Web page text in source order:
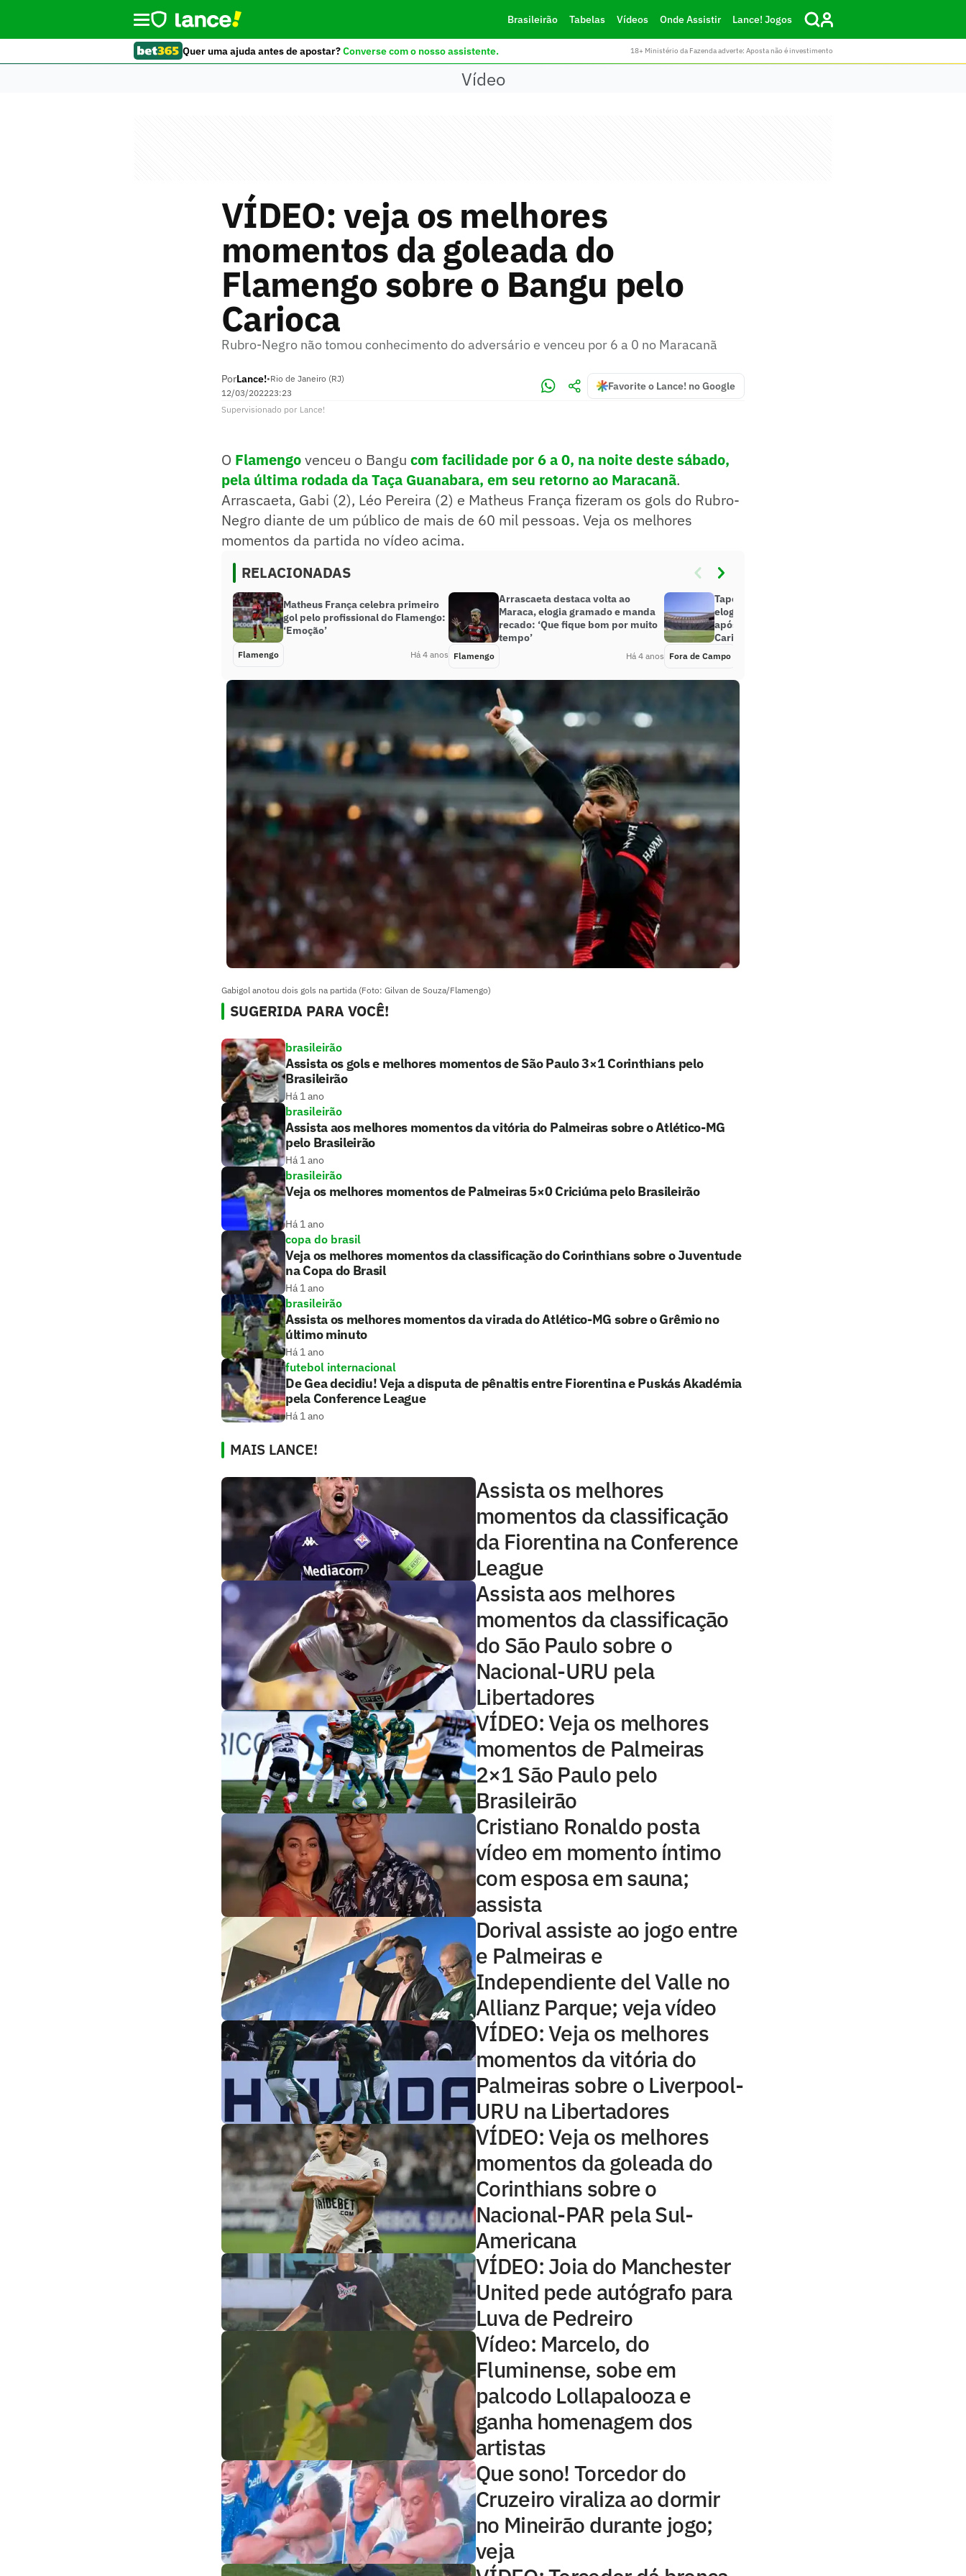
Brasileirão Tabelas Vídeos Onde Assistir Lance! Jogos
Quer uma ajuda antes de apostar?Converse com o nosso assistente. 18+ Ministério da Fazenda adverte: Aposta não é investimento
Vídeo
VÍDEO: veja os melhores
momentos da goleada do
Flamengo sobre o Bangu pelo
Carioca
Rubro-Negro não tomou conhecimento do adversário e venceu por 6 a 0 no Maracanã
PorLance!•Rio de Janeiro (RJ)
12/03/202223:23
Favorite o Lance! no Google
Supervisionado por Lance!
O Flamengovenceu o Bangu com facilidade por 6 a 0, na noite deste sábado,
pela última rodada da Taça Guanabara, em seu retorno ao Maracanã.
Arrascaeta, Gabi (2), Léo Pereira (2) e Matheus França fizeram os gols do Rubro-
Negro diante de um público de mais de 60 mil pessoas. Veja os melhores
momentos da partida no vídeo acima.
RELACIONADAS
Matheus França celebra primeiro
gol pelo profissional do Flamengo:
‘Emoção’
Flamengo Há 4 anos
Arrascaeta destaca volta ao
Maraca, elogia gramado e manda
recado: ‘Que fique bom por muito
tempo’
Flamengo Há 4 anos
Tapete! Torcedores do Flamengo
elogiam gramado do Maracanã
após partida do Campeonato
Carioca
Fora de Campo
Gabigol anotou dois gols na partida (Foto: Gilvan de Souza/Flamengo)
SUGERIDA PARA VOCÊ!
brasileirão
Assista os gols e melhores momentos de São Paulo 3×1 Corinthians pelo
Brasileirão
Há 1 ano
brasileirão
Assista aos melhores momentos da vitória do Palmeiras sobre o Atlético-MG
pelo Brasileirão
Há 1 ano
brasileirão
Veja os melhores momentos de Palmeiras 5×0 Criciúma pelo Brasileirão
Há 1 ano
copa do brasil
Veja os melhores momentos da classificação do Corinthians sobre o Juventude
na Copa do Brasil
Há 1 ano
brasileirão
Assista os melhores momentos da virada do Atlético-MG sobre o Grêmio no
último minuto
Há 1 ano
futebol internacional
De Gea decidiu! Veja a disputa de pênaltis entre Fiorentina e Puskás Akadémia
pela Conference League
Há 1 ano
MAIS LANCE!
Assista os melhores
momentos da classificação
da Fiorentina na Conference
League
Assista aos melhores
momentos da classificação
do São Paulo sobre o
Nacional-URU pela
Libertadores
VÍDEO: Veja os melhores
momentos de Palmeiras
2×1 São Paulo pelo
Brasileirão
Cristiano Ronaldo posta
vídeo em momento íntimo
com esposa em sauna;
assista
Dorival assiste ao jogo entre
e Palmeiras e
Independiente del Valle no
Allianz Parque; veja vídeo
VÍDEO: Veja os melhores
momentos da vitória do
Palmeiras sobre o Liverpool-
URU na Libertadores
VÍDEO: Veja os melhores
momentos da goleada do
Corinthians sobre o
Nacional-PAR pela Sul-
Americana
VÍDEO: Joia do Manchester
United pede autógrafo para
Luva de Pedreiro
Vídeo: Marcelo, do
Fluminense, sobe em
palcodo Lollapalooza e
ganha homenagem dos
artistas
Que sono! Torcedor do
Cruzeiro viraliza ao dormir
no Mineirão durante jogo;
veja